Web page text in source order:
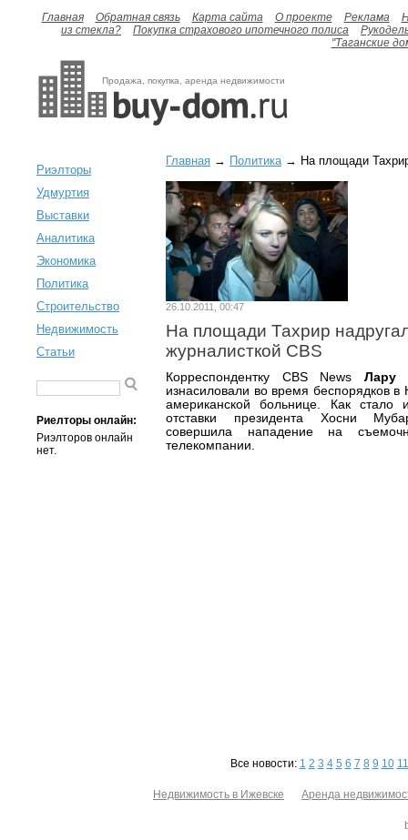
Главная Обратная связь Карта сайта О проекте Реклама
из стекла?
Покупка страхового ипотечного полиса
"Таганские
Продажа, покупка, аренда недвижимости
Риэлторы
Удмуртия
Выставки
Аналитика
Экономика
Политика
Строительство
Недвижимость
Статьи
Риелторы онлайн:
Риэлторов онлайн
нет.
Главная → Политика→ На площади Тахрир
26.10.2011, 00:47
На площади Тахрир
журналисткой CBS
Корреспондентку CBS NewsЛару
изнасиловали во время беспорядков
американской больнице. Как стало
отставки президента Хосни
совершила нападение на
телекомпании.
Все новости: 1 2 3 4 5 6 7 8 9 10 11
Недвижимость в Ижевске Аренда